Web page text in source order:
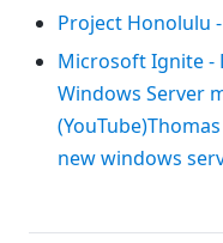
Project Honolulu
Microsoft Ignite -
Windows Server
(YouTube)
new windows